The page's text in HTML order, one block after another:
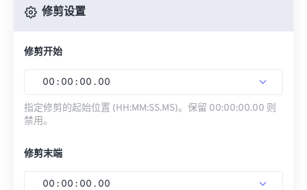
修剪设置
修剪开始
00 : 00 : 00 . 00
指定修剪的起始位置 (HH:MM:SS.MS)。保留 00:00:00.00 则
禁用。
修剪末端
00 : 00 : 00 . 00